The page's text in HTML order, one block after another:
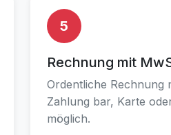
5
Rechnung mit
Ordentliche Rechnung
Zahlung bar, Karte
möglich.